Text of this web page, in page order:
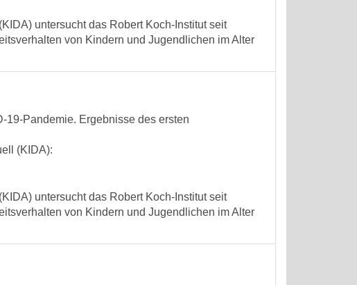
untersucht das Robert Koch-Institut seit
von Kindern und Jugendlichen im Alter
19-Pandemie. Ergebnisse des ersten
(KIDA):
untersucht das Robert Koch-Institut seit
von Kindern und Jugendlichen im Alter